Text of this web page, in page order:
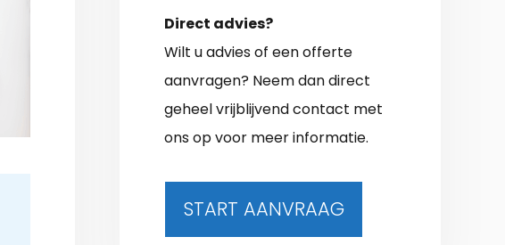
Direct advies?
Wilt u advies of een offerte
aanvragen? Neem dan direct
geheel vrijblijvend contact met
ons op voor meer informatie.
START AANVRAAG